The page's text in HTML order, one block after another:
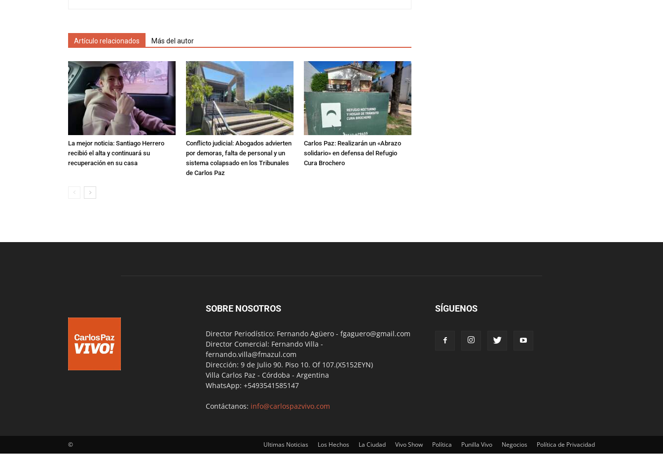
Artículo relacionados Más del autor
La mejor noticia: Santiago Herrero
recibió el alta y continuará su
recuperación en su casa
Conflicto judicial: Abogados advierten
por demoras, falta de personal y un
sistema colapsado en los Tribunales
de Carlos Paz
Carlos Paz: Realizarán un «Abrazo
solidario» en defensa del Refugio
Cura Brochero
SOBRE NOSOTROS
Director Periodístico: Fernando Agüero - fgaguero@gmail.com
Director Comercial: Fernando Villa -
fernando.villa@fmazul.com
Dirección: 9 de Julio 90. Piso 10. Of 107.(X5152EYN)
Villa Carlos Paz - Córdoba - Argentina
WhatsApp: +5493541585147
Contáctanos: info@carlospazvivo.com
SÍGUENOS
Ultimas Noticias Los Hechos La Ciudad Vivo Show Política Punilla Vivo Negocios Política de Privacidad
©